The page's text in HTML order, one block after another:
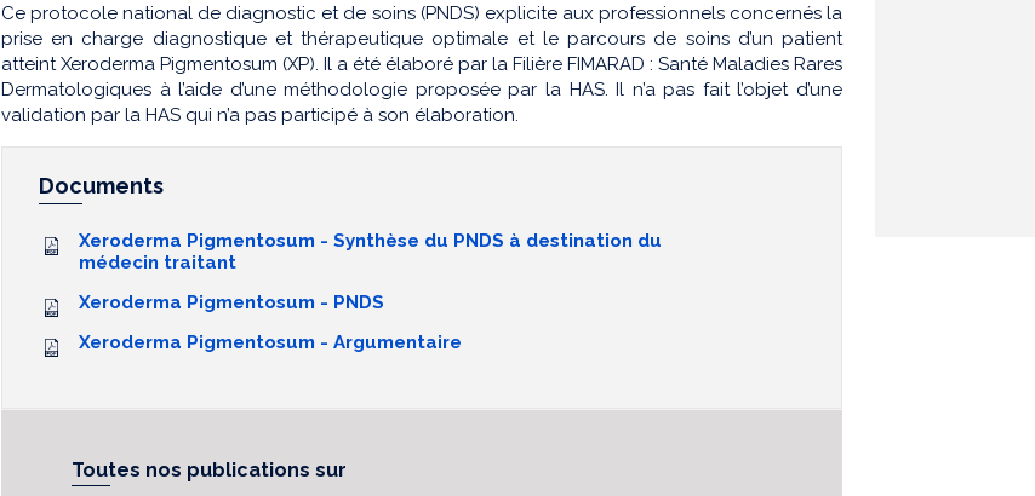
Ce protocole national de diagnostic et de soins (PNDS) explicite aux professionnels concernés la
prise en charge diagnostique et thérapeutique optimale et le parcours de soins d’un patient
atteint Xeroderma Pigmentosum (XP). Il a été élaboré par la Filière FIMARAD : Santé Maladies Rares
Dermatologiques à l’aide d’une méthodologie proposée par la HAS. Il n’a pas fait l’objet d’une
validation par la HAS qui n’a pas participé à son élaboration.
Documents
Xeroderma Pigmentosum - Synthèse du PNDS à destination du
médecin traitant
Xeroderma Pigmentosum - PNDS
Xeroderma Pigmentosum - Argumentaire
Toutes nos publications sur